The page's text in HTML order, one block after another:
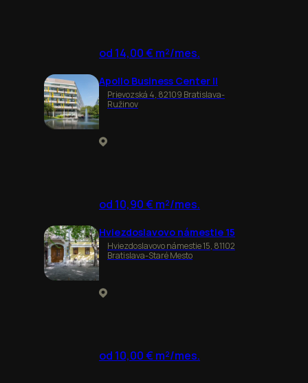
od 14,00 € m²/mes.
Apollo Business Center II
Prievozská 4, 82109 Bratislava-
Ružinov
od 10,90 € m²/mes.
Hviezdoslavovo námestie 15
Hviezdoslavovo námestie 15, 81102
Bratislava-Staré Mesto
od 10,00 € m²/mes.